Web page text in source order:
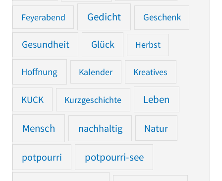
Feyerabend Gedicht Geschenk
Gesundheit Glück Herbst
Hoffnung Kalender Kreatives
KUCK Kurzgeschichte Leben
Mensch nachhaltig Natur
potpourri potpourri-see